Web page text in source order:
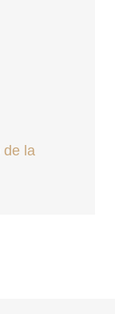
de la